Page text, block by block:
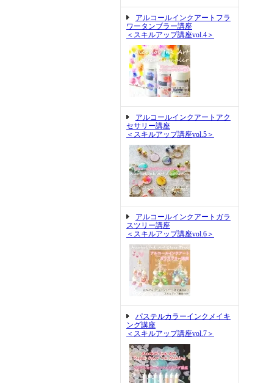
アルコールインクアートフラ
ワータンブラー講座
＜スキルアップ講座vol.4＞
アルコールインクアートアク
セサリー講座
＜スキルアップ講座vol.5＞
アルコールインクアートガラ
スツリー講座
＜スキルアップ講座vol.6＞
パステルカラーインクメイキ
ング講座
＜スキルアップ講座vol.7＞